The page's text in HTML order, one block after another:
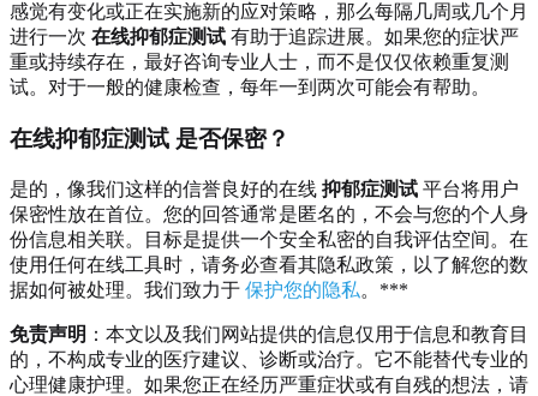
感觉有变化或正在实施新的应对策略，那么每隔几周或几个月
进行一次 在线抑郁症测试 有助于追踪进展。如果您的症状严
重或持续存在，最好咨询专业人士，而不是仅仅依赖重复测
试。对于一般的健康检查，每年一到两次可能会有帮助。
在线抑郁症测试 是否保密？
是的，像我们这样的信誉良好的在线 抑郁症测试 平台将用户
保密性放在首位。您的回答通常是匿名的，不会与您的个人身
份信息相关联。目标是提供一个安全私密的自我评估空间。在
使用任何在线工具时，请务必查看其隐私政策，以了解您的数
据如何被处理。我们致力于 保护您的隐私。***
免责声明 ：本文以及我们网站提供的信息仅用于信息和教育目
的，不构成专业的医疗建议、诊断或治疗。它不能替代专业的
心理健康护理。如果您正在经历严重症状或有自残的想法，请